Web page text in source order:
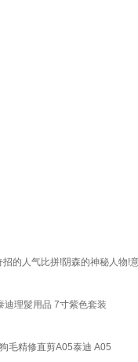
的人气比拼!阴森的神秘人物
迪理髲用品 7寸紫色套装
毛精修直剪A05泰迪 A05